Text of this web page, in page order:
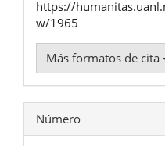
https://
w/1965
Más formatos de cita
Número